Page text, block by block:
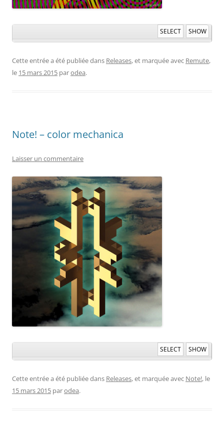
SELECT SHOW
Cette entrée a été publiée dans Releases, et marquée avec Remute,
le 15 mars 2015 parodea.
Note! – color mechanica
Laisser un commentaire
SELECT SHOW
Cette entrée a été publiée dans Releases, et marquée avec Note!, le
15 mars 2015 parodea.